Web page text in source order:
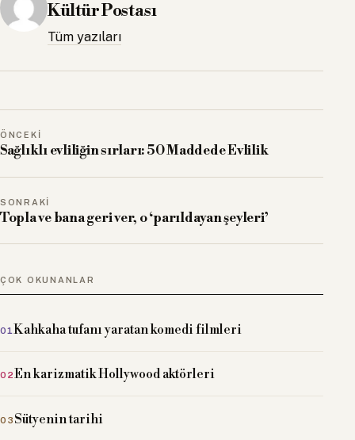
Kültür Postası
Tüm yazıları
ÖNCEKI
Sağlıklı evliliğin sırları: 50 Maddede Evlilik
SONRAKI
Topla ve bana geri ver, o ‘parıldayan şeyleri’
ÇOK OKUNANLAR
Kahkaha tufanı yaratan komedi filmleri
En karizmatik Hollywood aktörleri
Sütyenin tarihi